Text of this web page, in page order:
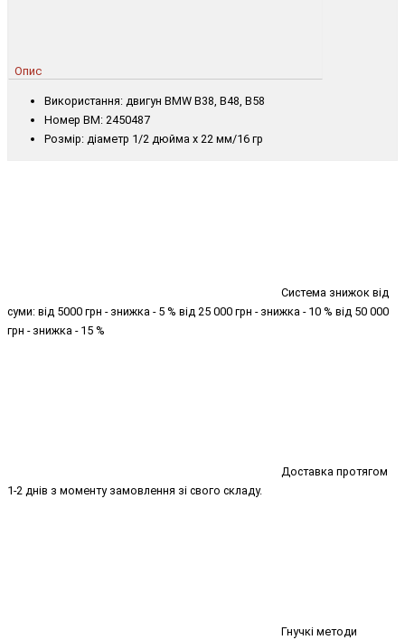
Опис
Використання: двигун BMW B38, B48, B58
Номер BM: 2450487
Розмір: діаметр 1/2 дюйма x 22 мм/16 гр
Система знижок від
суми: від 5000 грн - знижка - 5 % від 25 000 грн - знижка - 10 % від 50 000
грн - знижка - 15 %
Доставка протягом
1-2 днів з моменту замовлення зі свого складу.
Гнучкі методи